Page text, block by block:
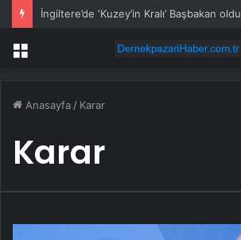
İngiltere’de ‘Kuzey’in Kralı’ Başbakan oldu
Menü
Anasayfa / Karar
Karar